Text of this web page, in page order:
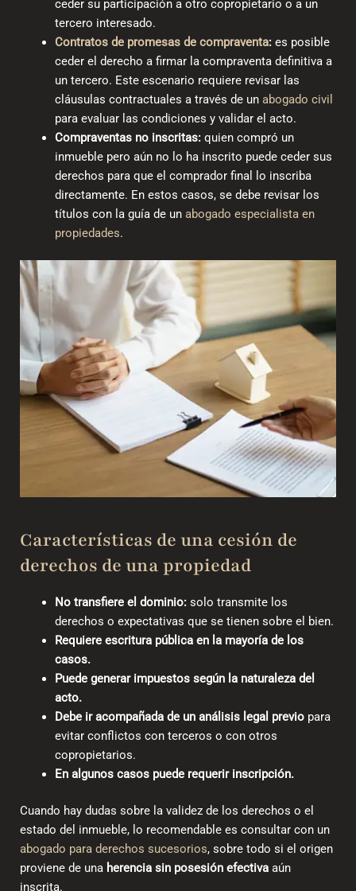
ceder su participación a otro copropietario o a un
tercero interesado.
Contratos de promesas de compraventa:es posible
ceder el derecho a firmar la compraventa definitiva a
un tercero. Este escenario requiere revisar las
cláusulas contractuales a través de unabogado civil
para evaluar las condiciones y validar el acto.
Compraventas no inscritas:quien compró un
inmueble pero aún no lo ha inscrito puede ceder sus
derechos para que el comprador final lo inscriba
directamente. En estos casos, se debe revisar los
títulos con la guía de un abogado especialista en
propiedades.
Características de una cesión de
derechos de una propiedad
No transfiere el dominio:solo transmite los
derechos o expectativas que se tienen sobre el bien.
Requiere escritura pública en la mayoría de los
casos.
Puede generar impuestos según la naturaleza del
acto.
Debe ir acompañada de un análisis legal previopara
evitar conflictos con terceros o con otros
copropietarios.
En algunos casos puede requerir inscripción.
Cuando hay dudas sobre la validez de los derechos o el
estado del inmueble, lo recomendable es consultar con un
abogado para derechos sucesorios, sobre todo si el origen
proviene de una herencia sin posesión efectiva aún
inscrita.